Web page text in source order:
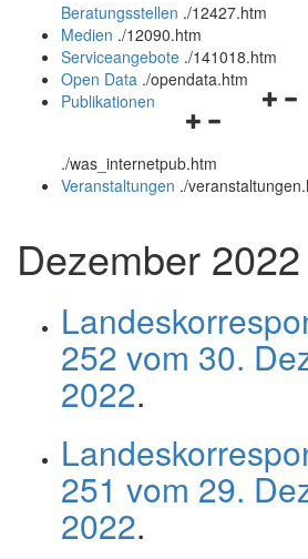
und
schließen
Beratungsstellen ./12427.htm
Medien ./12090.htm
Serviceangebote ./141018.htm
Open Data ./opendata.htm
Navigationsmenü
und
schließen
Publikationen
./was_internetpub.htm
Veranstaltungen ./
Dezember 2022
252 vom 30.
2022.
251 vom 29.
2022.